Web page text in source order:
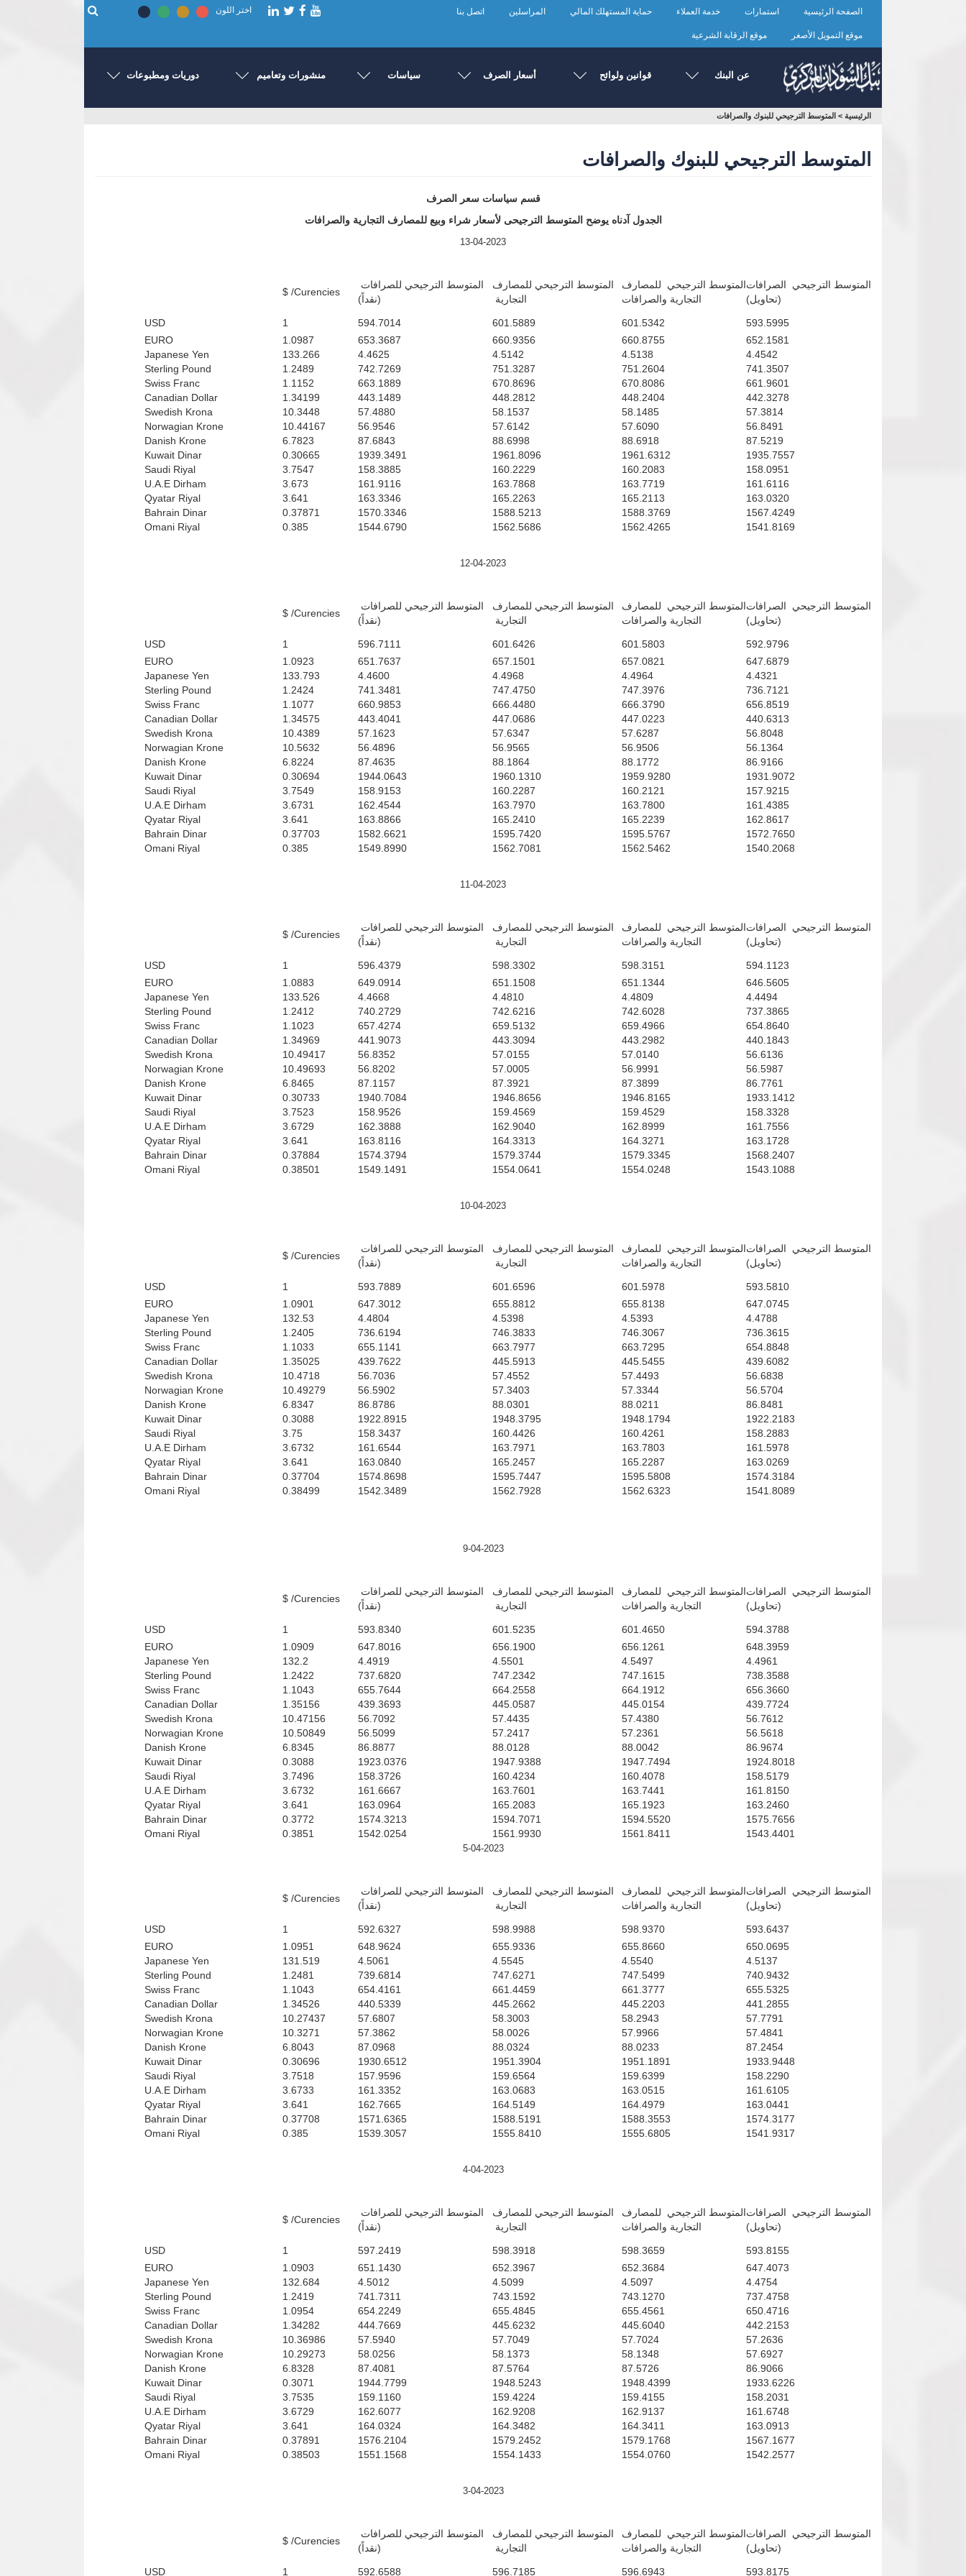
الصفحة الرئيسية استمارات خدمة العملاء حماية المستهلك المالي المراسلين اتصل بنا
موقع التمويل الأصغر موقع الرقابة الشرعية
اختر اللون
عن البنك قوانين ولوائح أسعار الصرف سياسات منشورات وتعاميم دوريات ومطبوعات
أنت
الرئيسية > المتوسط الترجيحي للبنوك والصرافات
المتوسط الترجيحي للبنوك والصرافات
قسم سياسات سعر الصرف
الجدول آدناه يوضح المتوسط الترجيحى لأسعار شراء وبيع للمصارف التجارية والصرافات
13-04-2023
Curencies/ $
المتوسط الترجيحي للصرافات
(نقداً)
المتوسط الترجيحي للمصارف
التجارية
المتوسط الترجيحي للمصارف
التجارية والصرافات
المتوسط الترجيحي الصرافات
(تحاويل)
USD 1 594.7014 601.5889 601.5342
593.5995
EURO
1.0987 653.3687 660.9356 660.8755
652.1581
Japanese Yen
133.266 4.4625 4.5142 4.5138
4.4542
Sterling Pound
1.2489 742.7269 751.3287 751.2604
741.3507
Swiss Franc
1.1152 663.1889 670.8696 670.8086
661.9601
Canadian Dollar
1.34199 443.1489 448.2812 448.2404
442.3278
Swedish Krona
10.3448 57.4880 58.1537 58.1485
57.3814
Norwagian Krone
10.44167 56.9546 57.6142 57.6090
56.8491
Danish Krone
6.7823 87.6843 88.6998 88.6918
87.5219
Kuwait Dinar
0.30665 1939.3491 1961.8096 1961.6312
1935.7557
Saudi Riyal
3.7547 158.3885 160.2229 160.2083
158.0951
U.A.E Dirham
3.673 161.9116 163.7868 163.7719
161.6116
Qyatar Riyal
3.641 163.3346 165.2263 165.2113
163.0320
Bahrain Dinar
0.37871 1570.3346 1588.5213 1588.3769
1567.4249
Omani Riyal
0.385 1544.6790 1562.5686 1562.4265 1541.8169
12-04-2023
Curencies/ $
المتوسط الترجيحي للصرافات
(نقداً)
المتوسط الترجيحي للمصارف
التجارية
المتوسط الترجيحي للمصارف
التجارية والصرافات
المتوسط الترجيحي الصرافات
(تحاويل)
USD 1 596.7111 601.6426 601.5803
592.9796
EURO
1.0923 651.7637 657.1501 657.0821
647.6879
Japanese Yen
133.793 4.4600 4.4968 4.4964
4.4321
Sterling Pound
1.2424 741.3481 747.4750 747.3976
736.7121
Swiss Franc
1.1077 660.9853 666.4480 666.3790
656.8519
Canadian Dollar
1.34575 443.4041 447.0686 447.0223
440.6313
Swedish Krona
10.4389 57.1623 57.6347 57.6287
56.8048
Norwagian Krone
10.5632 56.4896 56.9565 56.9506
56.1364
Danish Krone
6.8224 87.4635 88.1864 88.1772
86.9166
Kuwait Dinar
0.30694 1944.0643 1960.1310 1959.9280
1931.9072
Saudi Riyal
3.7549 158.9153 160.2287 160.2121
157.9215
U.A.E Dirham
3.6731 162.4544 163.7970 163.7800
161.4385
Qyatar Riyal
3.641 163.8866 165.2410 165.2239
162.8617
Bahrain Dinar
0.37703 1582.6621 1595.7420 1595.5767
1572.7650
Omani Riyal
0.385 1549.8990 1562.7081 1562.5462 1540.2068
11-04-2023
Curencies/ $
المتوسط الترجيحي للصرافات
(نقداً)
المتوسط الترجيحي للمصارف
التجارية
المتوسط الترجيحي للمصارف
التجارية والصرافات
المتوسط الترجيحي الصرافات
(تحاويل)
USD 1 596.4379 598.3302 598.3151
594.1123
EURO
1.0883 649.0914 651.1508 651.1344
646.5605
Japanese Yen
133.526 4.4668 4.4810 4.4809
4.4494
Sterling Pound
1.2412 740.2729 742.6216 742.6028
737.3865
Swiss Franc
1.1023 657.4274 659.5132 659.4966
654.8640
Canadian Dollar
1.34969 441.9073 443.3094 443.2982
440.1843
Swedish Krona
10.49417 56.8352 57.0155 57.0140
56.6136
Norwagian Krone
10.49693 56.8202 57.0005 56.9991
56.5987
Danish Krone
6.8465 87.1157 87.3921 87.3899
86.7761
Kuwait Dinar
0.30733 1940.7084 1946.8656 1946.8165
1933.1412
Saudi Riyal
3.7523 158.9526 159.4569 159.4529
158.3328
U.A.E Dirham
3.6729 162.3888 162.9040 162.8999
161.7556
Qyatar Riyal
3.641 163.8116 164.3313 164.3271
163.1728
Bahrain Dinar
0.37884 1574.3794 1579.3744 1579.3345
1568.2407
Omani Riyal
0.38501 1549.1491 1554.0641 1554.0248 1543.1088
10-04-2023
Curencies/ $
المتوسط الترجيحي للصرافات
(نقداً)
المتوسط الترجيحي للمصارف
التجارية
المتوسط الترجيحي للمصارف
التجارية والصرافات
المتوسط الترجيحي الصرافات
(تحاويل)
USD 1 593.7889 601.6596 601.5978
593.5810
EURO
1.0901 647.3012 655.8812 655.8138
647.0745
Japanese Yen
132.53 4.4804 4.5398 4.5393
4.4788
Sterling Pound
1.2405 736.6194 746.3833 746.3067
736.3615
Swiss Franc
1.1033 655.1141 663.7977 663.7295
654.8848
Canadian Dollar
1.35025 439.7622 445.5913 445.5455
439.6082
Swedish Krona
10.4718 56.7036 57.4552 57.4493
56.6838
Norwagian Krone
10.49279 56.5902 57.3403 57.3344
56.5704
Danish Krone
6.8347 86.8786 88.0301 88.0211
86.8481
Kuwait Dinar
0.3088 1922.8915 1948.3795 1948.1794
1922.2183
Saudi Riyal
3.75 158.3437 160.4426 160.4261
158.2883
U.A.E Dirham
3.6732 161.6544 163.7971 163.7803
161.5978
Qyatar Riyal
3.641 163.0840 165.2457 165.2287
163.0269
Bahrain Dinar
0.37704 1574.8698 1595.7447 1595.5808
1574.3184
Omani Riyal
0.38499 1542.3489 1562.7928 1562.6323 1541.8089
9-04-2023
Curencies/ $
المتوسط الترجيحي للصرافات
(نقداً)
المتوسط الترجيحي للمصارف
التجارية
المتوسط الترجيحي للمصارف
التجارية والصرافات
المتوسط الترجيحي الصرافات
(تحاويل)
USD 1 593.8340 601.5235 601.4650
594.3788
EURO
1.0909 647.8016 656.1900 656.1261
648.3959
Japanese Yen
132.2 4.4919 4.5501 4.5497
4.4961
Sterling Pound
1.2422 737.6820 747.2342 747.1615
738.3588
Swiss Franc
1.1043 655.7644 664.2558 664.1912
656.3660
Canadian Dollar
1.35156 439.3693 445.0587 445.0154
439.7724
Swedish Krona
10.47156 56.7092 57.4435 57.4380
56.7612
Norwagian Krone
10.50849 56.5099 57.2417 57.2361
56.5618
Danish Krone
6.8345 86.8877 88.0128 88.0042
86.9674
Kuwait Dinar
0.3088 1923.0376 1947.9388 1947.7494
1924.8018
Saudi Riyal
3.7496 158.3726 160.4234 160.4078
158.5179
U.A.E Dirham
3.6732 161.6667 163.7601 163.7441
161.8150
Qyatar Riyal
3.641 163.0964 165.2083 165.1923
163.2460
Bahrain Dinar
0.3772 1574.3213 1594.7071 1594.5520
1575.7656
Omani Riyal
0.3851 1542.0254 1561.9930 1561.8411 1543.4401
5-04-2023
Curencies/ $
المتوسط الترجيحي للصرافات
(نقداً)
المتوسط الترجيحي للمصارف
التجارية
المتوسط الترجيحي للمصارف
التجارية والصرافات
المتوسط الترجيحي الصرافات
(تحاويل)
USD 1 592.6327 598.9988 598.9370
593.6437
EURO
1.0951 648.9624 655.9336 655.8660
650.0695
Japanese Yen
131.519 4.5061 4.5545 4.5540
4.5137
Sterling Pound
1.2481 739.6814 747.6271 747.5499
740.9432
Swiss Franc
1.1043 654.4161 661.4459 661.3777
655.5325
Canadian Dollar
1.34526 440.5339 445.2662 445.2203
441.2855
Swedish Krona
10.27437 57.6807 58.3003 58.2943
57.7791
Norwagian Krone
10.3271 57.3862 58.0026 57.9966
57.4841
Danish Krone
6.8043 87.0968 88.0324 88.0233
87.2454
Kuwait Dinar
0.30696 1930.6512 1951.3904 1951.1891
1933.9448
Saudi Riyal
3.7518 157.9596 159.6564 159.6399
158.2290
U.A.E Dirham
3.6733 161.3352 163.0683 163.0515
161.6105
Qyatar Riyal
3.641 162.7665 164.5149 164.4979
163.0441
Bahrain Dinar
0.37708 1571.6365 1588.5191 1588.3553
1574.3177
Omani Riyal
0.385 1539.3057 1555.8410 1555.6805 1541.9317
4-04-2023
Curencies/ $
المتوسط الترجيحي للصرافات
(نقداً)
المتوسط الترجيحي للمصارف
التجارية
المتوسط الترجيحي للمصارف
التجارية والصرافات
المتوسط الترجيحي الصرافات
(تحاويل)
USD 1 597.2419 598.3918 598.3659
593.8155
EURO
1.0903 651.1430 652.3967 652.3684
647.4073
Japanese Yen
132.684 4.5012 4.5099 4.5097
4.4754
Sterling Pound
1.2419 741.7311 743.1592 743.1270
737.4758
Swiss Franc
1.0954 654.2249 655.4845 655.4561
650.4716
Canadian Dollar
1.34282 444.7669 445.6232 445.6040
442.2153
Swedish Krona
10.36986 57.5940 57.7049 57.7024
57.2636
Norwagian Krone
10.29273 58.0256 58.1373 58.1348
57.6927
Danish Krone
6.8328 87.4081 87.5764 87.5726
86.9066
Kuwait Dinar
0.3071 1944.7799 1948.5243 1948.4399
1933.6226
Saudi Riyal
3.7535 159.1160 159.4224 159.4155
158.2031
U.A.E Dirham
3.6729 162.6077 162.9208 162.9137
161.6748
Qyatar Riyal
3.641 164.0324 164.3482 164.3411
163.0913
Bahrain Dinar
0.37891 1576.2104 1579.2452 1579.1768
1567.1677
Omani Riyal
0.38503 1551.1568 1554.1433 1554.0760 1542.2577
3-04-2023
Curencies/ $
المتوسط الترجيحي للصرافات
(نقداً)
المتوسط الترجيحي للمصارف
التجارية
المتوسط الترجيحي للمصارف
التجارية والصرافات
المتوسط الترجيحي الصرافات
(تحاويل)
USD 1 592.6588 596.7185 596.6943 593.8175